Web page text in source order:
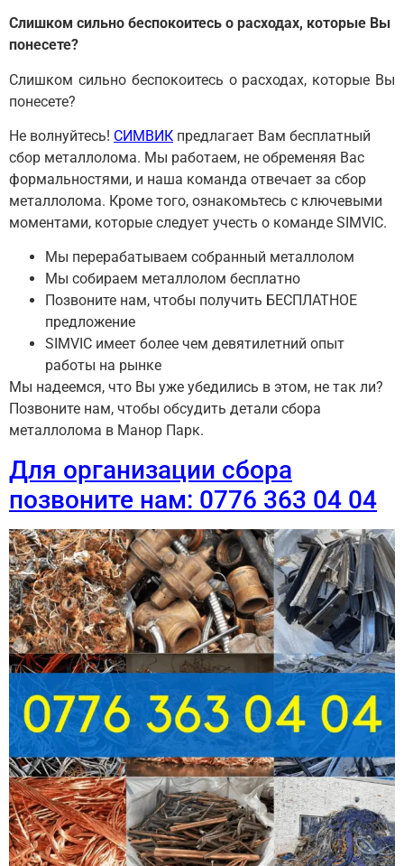
Слишком сильно беспокоитесь о расходах, которые Вы
понесете?
Слишком сильно беспокоитесь о расходах, которые Вы
понесете?
Не волнуйтесь! СИМВИК предлагает Вам бесплатный
сбор металлолома. Мы работаем, не обременяя Вас
формальностями, и наша команда отвечает за сбор
металлолома. Кроме того, ознакомьтесь с ключевыми
моментами, которые следует учесть о команде SIMVIC.
Мы перерабатываем собранный металлолом
Мы собираем металлолом бесплатно
Позвоните нам, чтобы получить БЕСПЛАТНОЕ
предложение
SIMVIC имеет более чем девятилетний опыт
работы на рынке
Мы надеемся, что Вы уже убедились в этом, не так ли?
Позвоните нам, чтобы обсудить детали сбора
металлолома в Манор Парк.
Для организации сбора
позвоните нам: 0776 363 04 04